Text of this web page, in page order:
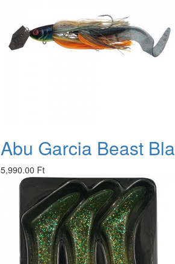
Abu Garcia Beast
5,990.00 Ft